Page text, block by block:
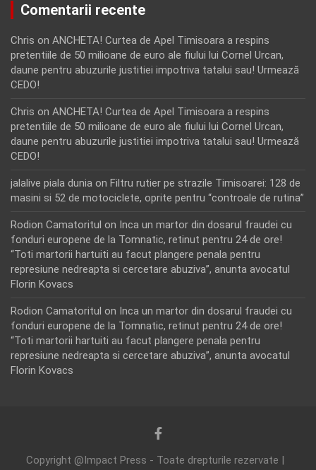
Comentarii recente
Chris on ANCHETA! Curtea de Apel Timisoara a respins
pretentiile de 50 milioane de euro ale fiului lui Cornel Urcan,
daune pentru abuzurile justitiei impotriva tatalui sau! Urmează
CEDO!
Chris on ANCHETA! Curtea de Apel Timisoara a respins
pretentiile de 50 milioane de euro ale fiului lui Cornel Urcan,
daune pentru abuzurile justitiei impotriva tatalui sau! Urmează
CEDO!
jalalive piala dunia on Filtru rutier pe strazile Timisoarei: 128 de
masini si 52 de motociclete, oprite pentru “controale de rutina”
Rodion Camatoritul on Inca un martor din dosarul fraudei cu
fonduri europene de la Tomnatic, retinut pentru 24 de ore!
“Toti martorii hartuiti au facut plangere penala pentru
represiune nedreapta si cercetare abuziva”, anunta avocatul
Florin Kovacs
Rodion Camatoritul on Inca un martor din dosarul fraudei cu
fonduri europene de la Tomnatic, retinut pentru 24 de ore!
“Toti martorii hartuiti au facut plangere penala pentru
represiune nedreapta si cercetare abuziva”, anunta avocatul
Florin Kovacs
Copyright @Impact Press - Toate drepturile rezervate |